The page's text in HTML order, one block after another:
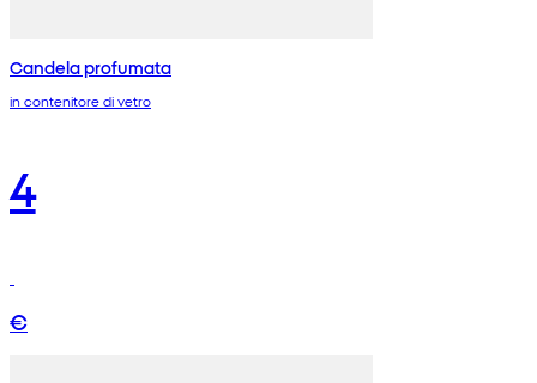
Candela profumata
in contenitore di vetro
4
€